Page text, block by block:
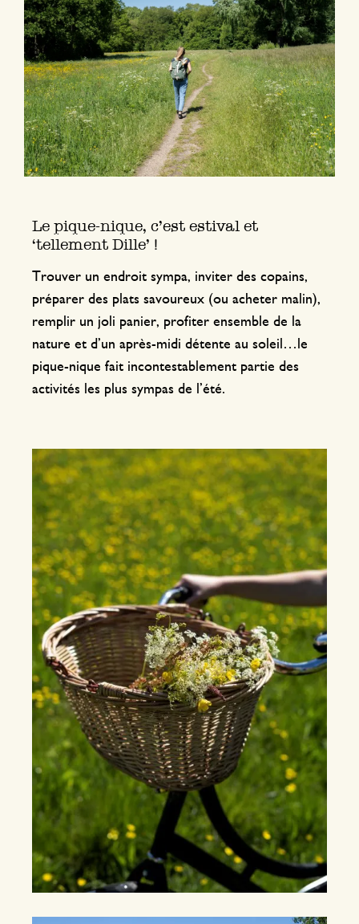
Le pique-nique, c’est estival et
‘tellement Dille’ !
Trouver un endroit sympa, inviter des copains,
préparer des plats savoureux (ou acheter malin),
remplir un joli panier, profiter ensemble de la
nature et d’un après-midi détente au soleil…le
pique-nique fait incontestablement partie des
activités les plus sympas de l’été.